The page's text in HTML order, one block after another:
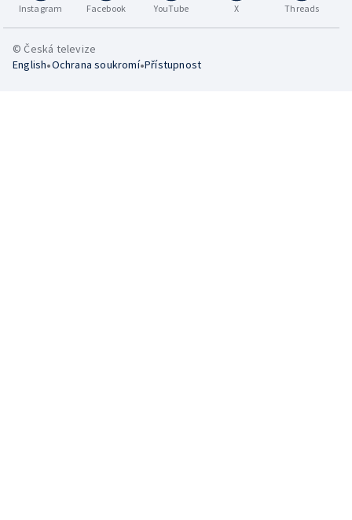
Instagram Facebook YouTube X Threads
© Česká televize
English•Ochrana soukromí•Přístupnost